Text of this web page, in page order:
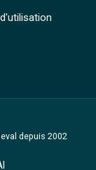
depuis 2002